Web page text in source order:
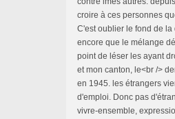
croire à ces personnes
C'est oublier le fond de
encore que le mélange
point de léser les ayant
et mon canton, le<br />
en 1945. les étrangers
d'emploi. Donc pas
vivre-ensemble,